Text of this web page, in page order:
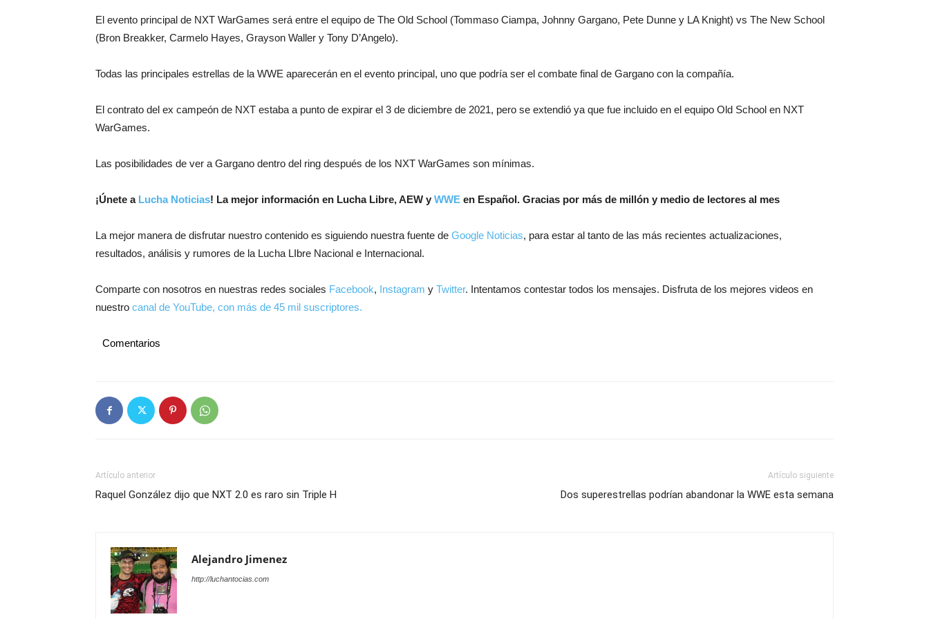
El evento principal de NXT WarGames será entre el equipo de The Old School (Tommaso Ciampa, Johnny Gargano, Pete Dunne y LA Knight) vs The New School
(Bron Breakker, Carmelo Hayes, Grayson Waller y Tony D’Angelo).
Todas las principales estrellas de la WWE aparecerán en el evento principal, uno que podría ser el combate final de Gargano con la compañía.
El contrato del ex campeón de NXT estaba a punto de expirar el 3 de diciembre de 2021, pero se extendió ya que fue incluido en el equipo Old School en NXT
WarGames.
Las posibilidades de ver a Gargano dentro del ring después de los NXT WarGames son mínimas.
¡Únete a Lucha Noticias! La mejor información en Lucha Libre, AEW y WWE en Español. Gracias por más de millón y medio de lectores al mes
La mejor manera de disfrutar nuestro contenido es siguiendo nuestra fuente de Google Noticias, para estar al tanto de las más recientes actualizaciones,
resultados, análisis y rumores de la Lucha LIbre Nacional e Internacional.
Comparte con nosotros en nuestras redes sociales Facebook, Instagram y Twitter. Intentamos contestar todos los mensajes. Disfruta de los mejores videos en
nuestro canal de YouTube, con más de 45 mil suscriptores.
Comentarios
Artículo anterior
Raquel González dijo que NXT 2.0 es raro sin Triple H
Artículo siguiente
Dos superestrellas podrían abandonar la WWE esta semana
Alejandro Jimenez
http://luchantocias.com